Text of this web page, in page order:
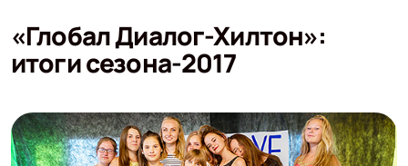
«Глобал Диалог-Хилтон»:
итоги сезона-2017